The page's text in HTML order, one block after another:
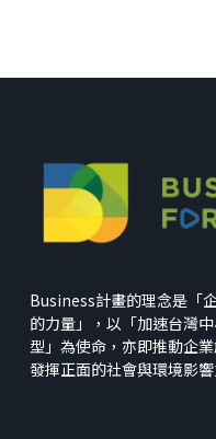
Business計畫的理念是「
的力量」，以「加速台灣
型」為使命，亦即推動企
發揮正面的社會與環境影響